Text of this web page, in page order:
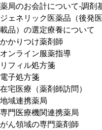
薬局のお会計について-調剤
ジェネリック医薬品（後発
載品）の選定療養について
かかりつけ薬剤師
オンライン服薬指導
リフィル処方箋
電子処方箋
在宅医療（薬剤師訪問）
地域連携薬局
専門医療機関連携薬局
がん領域の専門薬剤師